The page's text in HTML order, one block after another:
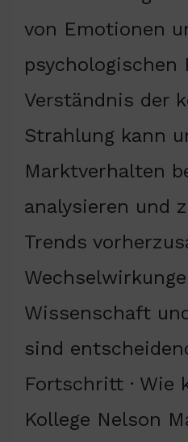
von Emotionen
psychologischen
Verständnis der
Strahlung kann
Marktverhalten
analysieren und
Trends
Wissenschaft
sind
Fortschritt · Wie
Kollege Nelson